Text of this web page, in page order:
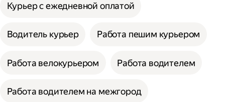
Курьер с ежедневной оплатой
Водитель курьер Работа пешим курьером
Работа велокурьером Работа водителем
Работа водителем на межгород